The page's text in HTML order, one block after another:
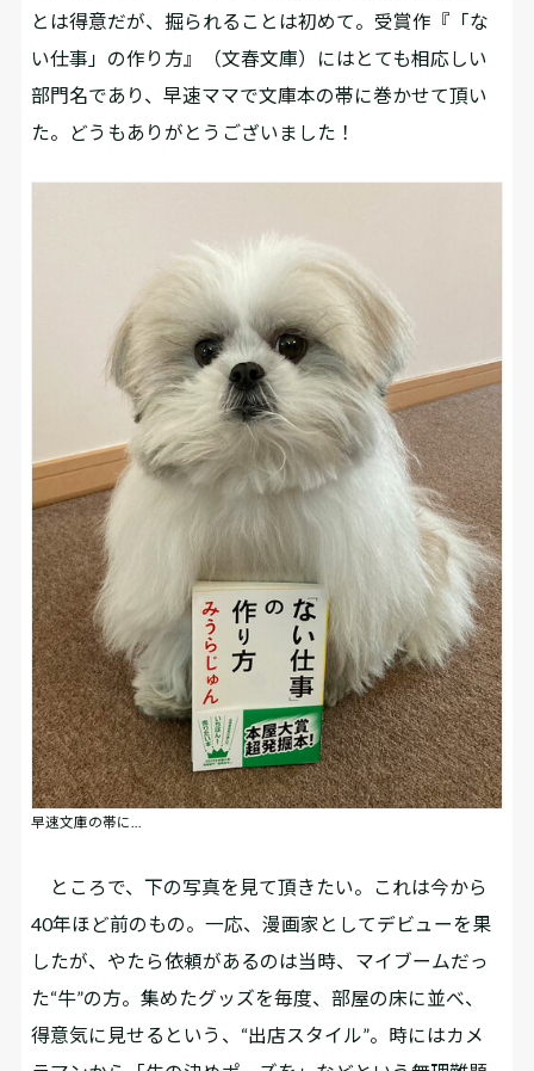
とは得意だが、掘られることは初めて。受賞作『「な
い仕事」の作り方』（文春文庫）にはとても相応しい
部門名であり、早速ママで文庫本の帯に巻かせて頂い
た。どうもありがとうございました！
早速文庫の帯に…
ところで、下の写真を見て頂きたい。これは今から
40年ほど前のもの。一応、漫画家としてデビューを果
したが、やたら依頼があるのは当時、マイブームだっ
た“牛”の方。集めたグッズを毎度、部屋の床に並べ、
得意気に見せるという、“出店スタイル”。時にはカメ